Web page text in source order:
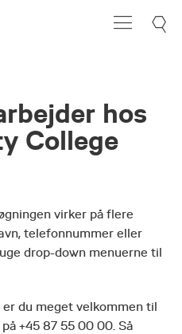
hos
College
virker på flere
telefonnummer eller
drop-down menuerne til
er du meget velkommen til
+45 87 55 00 00. Så